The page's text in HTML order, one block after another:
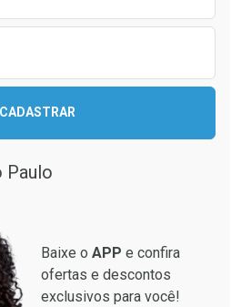
CADASTRAR
Paulo
Baixe o APP e confira
ofertas e descontos
exclusivos para você!